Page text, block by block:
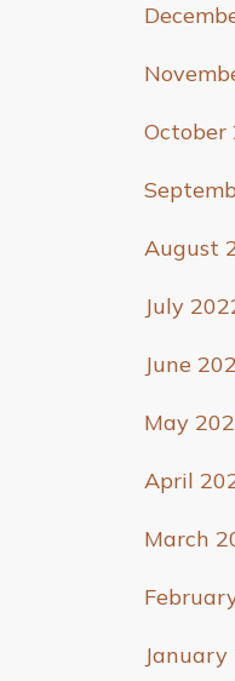
October
August
July
June
May
April
March
January